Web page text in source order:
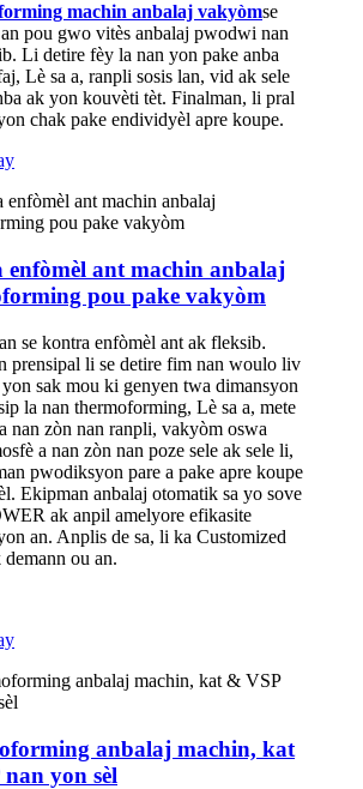
machin anbalaj vakyòmse
pou gwo vitès anbalaj pwodwi nan
Li detire fèy la nan yon pake anba
Lè sa a, ranpli sosis lan, vid ak sele
ak yon kouvèti tèt. Finalman, li pral
chak pake endividyèl apre koupe.
ant machin anbalaj
pou pake vakyòm
se kontra enfòmèl ant ak fleksib.
prensipal li se detire fim nan woulo liv
sak mou ki genyen twa dimansyon
la nan thermoforming, Lè sa a, mete
nan zòn nan ranpli, vakyòm oswa
a nan zòn nan poze sele ak sele li,
pwodiksyon pare a pake apre koupe
Ekipman anbalaj otomatik sa yo sove
ak anpil amelyore efikasite
an. Anplis de sa, li ka Customized
ou an.
anbalaj machin, kat
yon sèl